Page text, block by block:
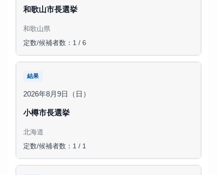
和歌山市長選挙
和歌山県
定数/候補者数：1 / 6
結果
2026年8月9日（日）
小樽市長選挙
北海道
定数/候補者数：1 / 1